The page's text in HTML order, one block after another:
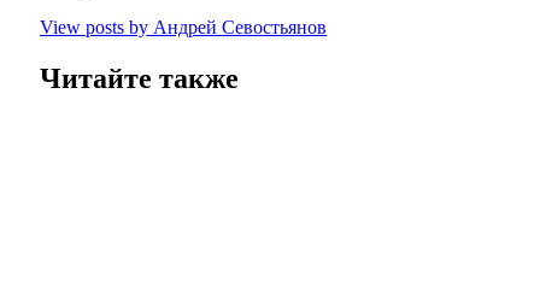
View posts by Андрей Севостьянов
Читайте также